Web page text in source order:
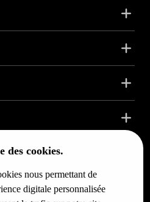
des cookies.
nous permettant de
digitale personnalisée